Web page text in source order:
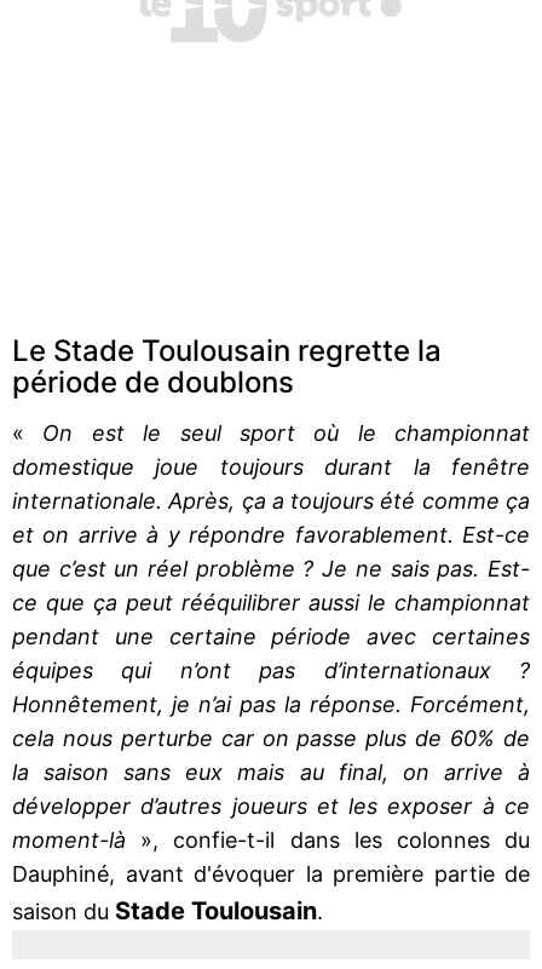
Le Stade Toulousain regrette la
période de doublons
« On est le seul sport où le championnat
domestique joue toujours durant la fenêtre
internationale. Après, ça a toujours été comme ça
et on arrive à y répondre favorablement. Est-ce
que c’est un réel problème ? Je ne sais pas. Est-
ce que ça peut rééquilibrer aussi le championnat
pendant une certaine période avec certaines
équipes qui n’ont pas d’internationaux ?
Honnêtement, je n’ai pas la réponse. Forcément,
cela nous perturbe car on passe plus de 60% de
la saison sans eux mais au final, on arrive à
développer d’autres joueurs et les exposer à ce
moment-là », confie-t-il dans les colonnes du
Dauphiné, avant d'évoquer la première partie de
saison du Stade Toulousain.